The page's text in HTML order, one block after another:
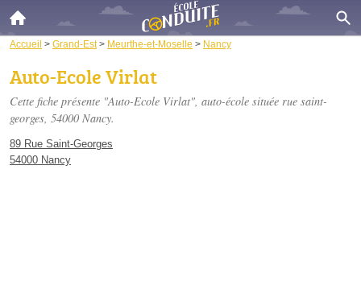
Accueil > Grand-Est> Meurthe-et-Moselle > Nancy
Auto-Ecole Virlat
Cette fiche présente "Auto-Ecole Virlat", auto-école située rue saint-
georges, 54000 Nancy.
89 Rue Saint-Georges
54000 Nancy